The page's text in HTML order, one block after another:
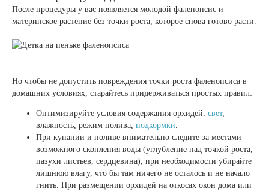
После процедуры у вас появляется молодой фаленопсис и
материнское растение без точки роста, которое снова готово расти.
Но чтобы не допустить повреждения точки роста фаленопсиса в
домашних условиях, старайтесь придерживаться простых правил:
Оптимизируйте условия содержания орхидей: свет,
влажность, режим полива, подкормки.
При купании и поливе внимательно следите за местами
возможного скопления воды (углубление над точкой роста,
пазухи листьев, сердцевина), при необходимости убирайте
лишнюю влагу, что бы там ничего не осталось и не начало
гнить. При размещении орхидей на откосах окон дома или